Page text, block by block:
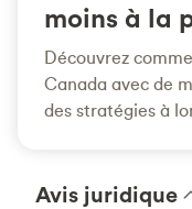
moins à la
Découvrez
Canada avec de
des stratégies à
Avis juridique